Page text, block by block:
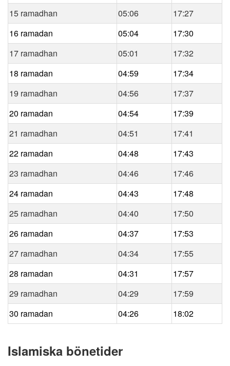
15 ramadhan
05:06
17:27
16 ramadan
05:04
17:30
17 ramadhan
05:01
17:32
18 ramadan
04:59
17:34
19 ramadhan
04:56
17:37
20 ramadan
04:54
17:39
21 ramadhan
04:51
17:41
22 ramadan
04:48
17:43
23 ramadhan
04:46
17:46
24 ramadan
04:43
17:48
25 ramadhan
04:40
17:50
26 ramadan
04:37
17:53
27 ramadhan
04:34
17:55
28 ramadan
04:31
17:57
29 ramadhan
04:29
17:59
30 ramadan
04:26 18:02
Islamiska bönetider